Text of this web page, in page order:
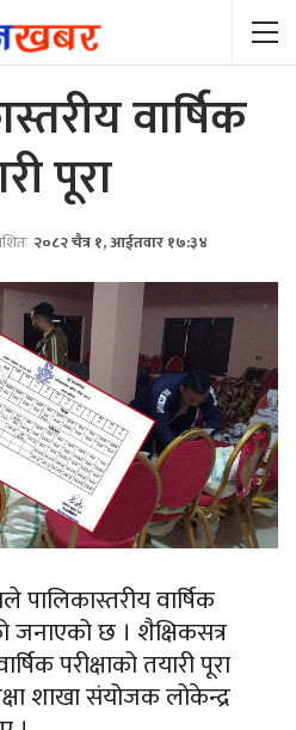
वार्षिक
पूरा
२०८२ चैत्र १, आईतवार १७:३४
पालिकास्तरीय वार्षिक
जनाएको छ । शैक्षिकसत्र
परीक्षाको तयारी पूरा
शाखा संयोजक लोकेन्द्र